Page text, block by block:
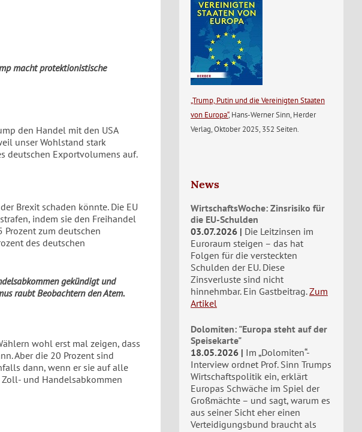
macht protektionistische
den Handel mit den USA
unser Wohlstand stark
deutschen Exportvolumens auf.
Brexit schaden könnte. Die EU
indem sie den Freihandel
Prozent zum deutschen
des deutschen
gekündigt und
raubt Beobachtern den Atem.
wohl erst mal zeigen, dass
Aber die 20 Prozent sind
dann, wenn er sie auf alle
und Handelsabkommen
„Trump, Putin und die Vereinigten Staaten
von Europa“, Hans-Werner Sinn, Herder
Verlag, Oktober 2025, 352 Seiten.
News
WirtschaftsWoche: Zinsrisiko für
die EU-Schulden
03.07.2026
Die Leitzinsen im
Euroraum steigen – das hat
Folgen für die versteckten
Schulden der EU. Diese
Zinsverluste sind nicht
hinnehmbar. Ein Gastbeitrag. Zum
Artikel
Dolomiten: "Europa steht auf der
Speisekarte"
18.05.2026
Im „Dolomiten“-
Interview ordnet Prof. Sinn Trumps
Wirtschaftspolitik ein, erklärt
Europas Schwäche im Spiel der
Großmächte – und sagt, warum es
aus seiner Sicht eher einen
Verteidigungsbund braucht als